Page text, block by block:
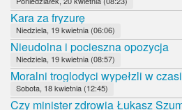
Kara za fryzurę
Niedziela, 19 kwietnia (06:06)
Nieudolna i pocieszna opozycja
Niedziela, 19 kwietnia (08:57)
Moralni troglodyci wypełzli w
Sobota, 18 kwietnia (12:45)
Czy minister zdrowia Łukasz